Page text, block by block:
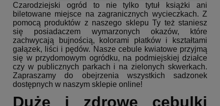
Czarodziejski ogród to nie tylko tytuł książki ani
biletowane miejsce na zagranicznych wycieczkach. Z
pomocą produktów z naszego sklepu Ty też staniesz
się posiadaczem wymarzonych okazów, które
zachwycają bujnością, kolorami płatków i kształtami
gałązek, liści i pędów. Nasze cebule kwiatowe przyjmą
się w przydomowym ogródku, na podmiejskiej działce
czy w publicznych parkach i na zielonych skwerkach.
Zapraszamy do obejrzenia wszystkich sadzonek
dostępnych w naszym sklepie online!
Duże i zdrowe cebulki